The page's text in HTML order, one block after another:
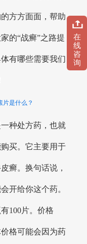
方方面面，帮助
的“战癣”之路提
有哪些需要我们
片是什么？
种处方药，也就
买。它主要用于
癣。换句话说，
开给你这个药。
100片。价格
格可能会因为药
在
线
咨
询